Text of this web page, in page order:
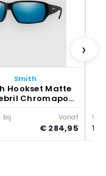
Smith
Hookset Matte
Chromapop
Pol Blu M
bij Vanaf
€ 284,95 1
›